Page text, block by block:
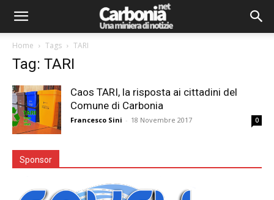
Home Tags TARI
Tag: TARI
Caos TARI, la risposta ai cittadini del
Comune di Carbonia
Francesco Sini - 18 Novembre 2017 0
Sponsor